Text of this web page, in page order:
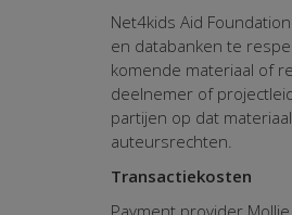
Net4kids Aid
en databanken te
komende materiaal of
deelnemer of
partijen op dat
auteursrechten.
Transactiekosten